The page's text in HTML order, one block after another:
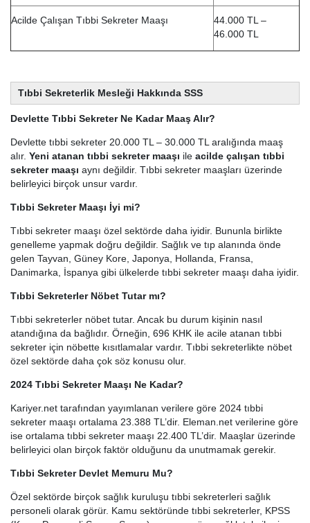
Acilde Çalışan Tıbbi Sekreter Maaşı
44.000 TL –
46.000 TL
Tıbbi Sekreterlik Mesleği Hakkında SSS
Devlette Tıbbi Sekreter Ne Kadar Maaş Alır?
Devlette tıbbi sekreter 20.000 TL – 30.000 TL aralığında maaş
alır. Yeni atanan tıbbi sekreter maaşı ile acilde çalışan tıbbi
sekreter maaşı aynı değildir. Tıbbi sekreter maaşları üzerinde
belirleyici birçok unsur vardır.
Tıbbi Sekreter Maaşı İyi mi?
Tıbbi sekreter maaşı özel sektörde daha iyidir. Bununla birlikte
genelleme yapmak doğru değildir. Sağlık ve tıp alanında önde
gelen Tayvan, Güney Kore, Japonya, Hollanda, Fransa,
Danimarka, İspanya gibi ülkelerde tıbbi sekreter maaşı daha iyidir.
Tıbbi Sekreterler Nöbet Tutar mı?
Tıbbi sekreterler nöbet tutar. Ancak bu durum kişinin nasıl
atandığına da bağlıdır. Örneğin, 696 KHK ile acile atanan tıbbi
sekreter için nöbette kısıtlamalar vardır. Tıbbi sekreterlikte nöbet
özel sektörde daha çok söz konusu olur.
2024 Tıbbi Sekreter Maaşı Ne Kadar?
Kariyer.net tarafından yayımlanan verilere göre 2024 tıbbi
sekreter maaşı ortalama 23.388 TL’dir. Eleman.net verilerine göre
ise ortalama tıbbi sekreter maaşı 22.400 TL’dir. Maaşlar üzerinde
belirleyici olan birçok faktör olduğunu da unutmamak gerekir.
Tıbbi Sekreter Devlet Memuru Mu?
Özel sektörde birçok sağlık kuruluşu tıbbi sekreterleri sağlık
personeli olarak görür. Kamu sektöründe tıbbi sekreterler, KPSS